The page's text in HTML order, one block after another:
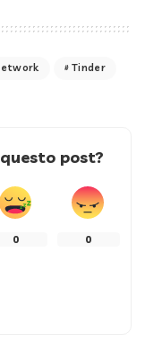
Tinder
post?
0 0